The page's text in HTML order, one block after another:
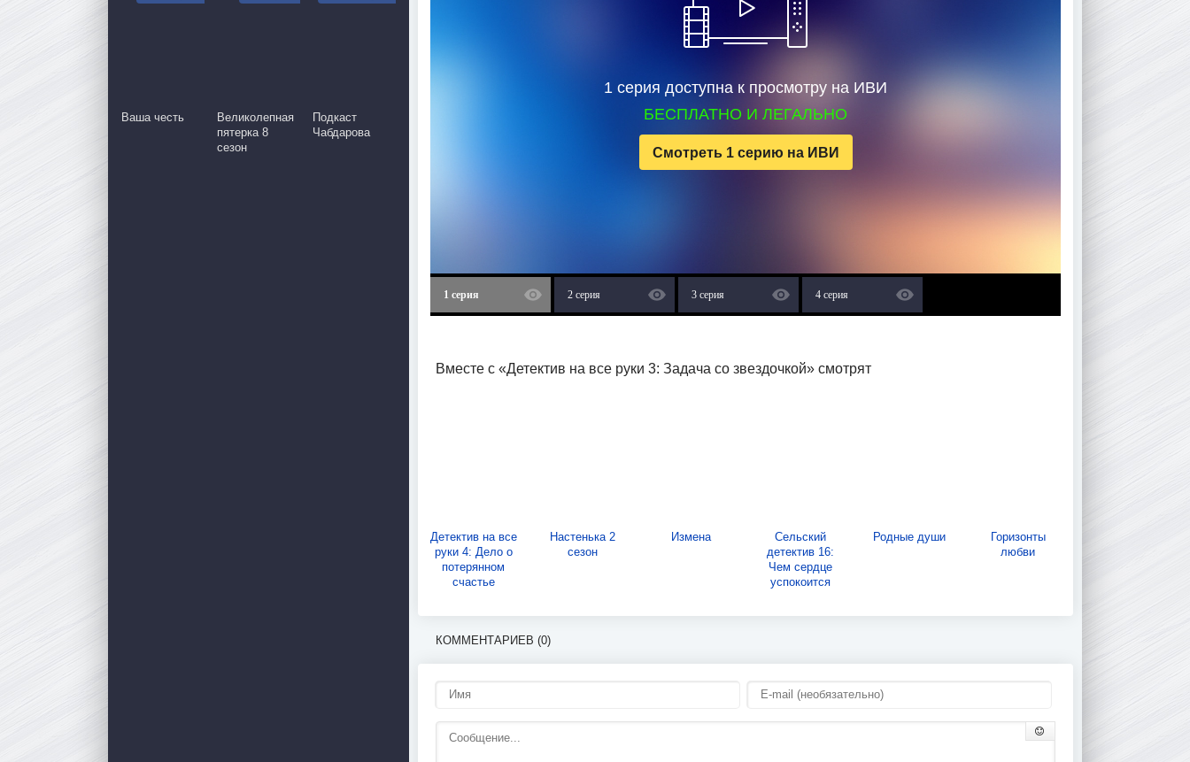
1 серия доступна к просмотру на ИВИ
БЕСПЛАТНО И ЛЕГАЛЬНО
Смотреть 1 серию на ИВИ
1 серия 2 серия 3 серия 4 серия
Вместе с «Детектив на все руки 3: Задача со звездочкой» смотрят
Детектив на все
руки 4: Дело о
потерянном
счастье
Настенька 2
сезон
Измена
Сельский
детектив 16:
Чем сердце
успокоится
Родные души
Горизонты
любви
КОММЕНТАРИЕВ (0)
Ваша честь
Великолепная
пятерка 8
сезон
Подкаст
Чабдарова